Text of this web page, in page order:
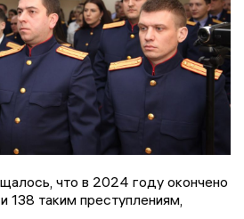
что в 2024 году окончено
138 таким преступлениям,